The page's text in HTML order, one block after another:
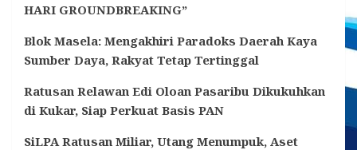
HARI GROUNDBREAKING”
Blok Masela: Mengakhiri Paradoks Daerah Kaya
Sumber Daya, Rakyat Tetap Tertinggal
Ratusan Relawan Edi Oloan Pasaribu Dikukuhkan
di Kukar, Siap Perkuat Basis PAN
SiLPA Ratusan Miliar, Utang Menumpuk, Aset